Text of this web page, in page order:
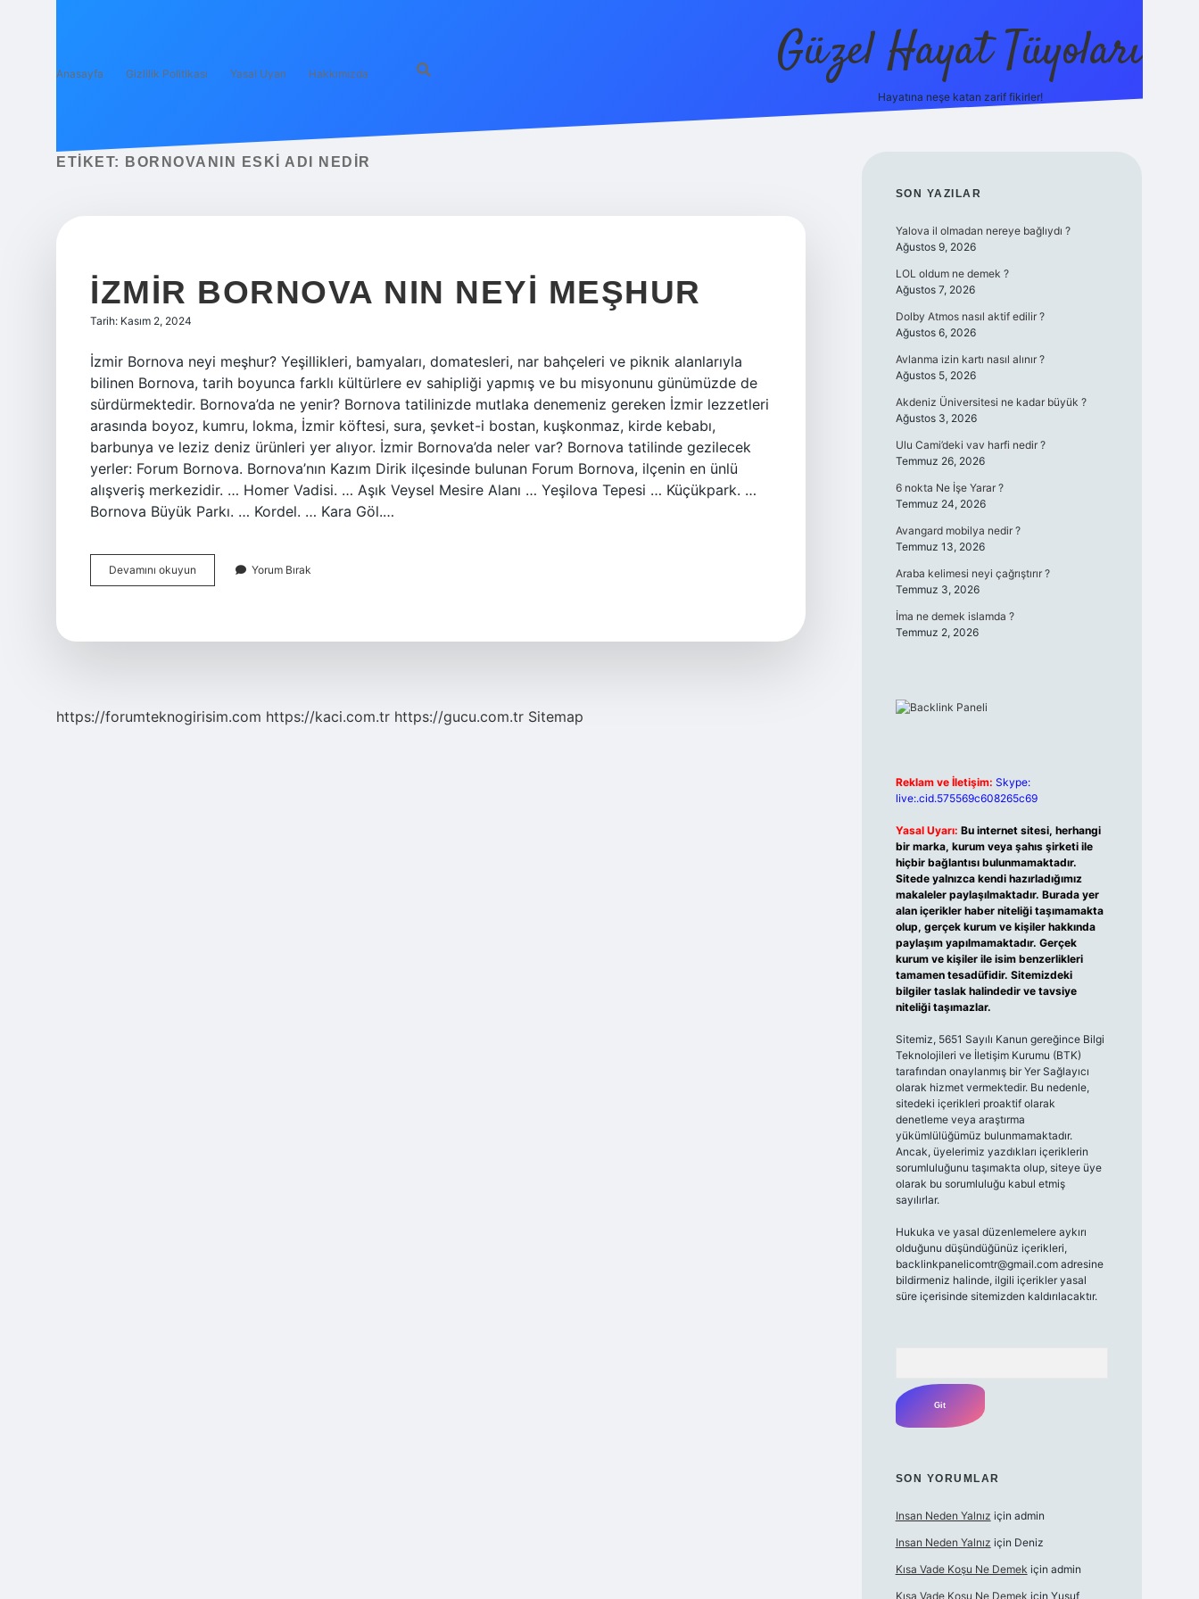
Anasayfa Gizlilik Politikası Yasal Uyarı Hakkımızda Güzel Hayat Tüyoları
Hayatına neşe katan zarif fikirler!
ETIKET: BORNOVANIN ESKI ADI NEDIR
İZMIR BORNOVA NIN NEYI MEŞHUR
Tarih: Kasım 2, 2024
İzmir Bornova neyi meşhur? Yeşillikleri, bamyaları, domatesleri, nar bahçeleri ve piknik alanlarıyla
bilinen Bornova, tarih boyunca farklı kültürlere ev sahipliği yapmış ve bu misyonunu günümüzde de
sürdürmektedir. Bornova’da ne yenir? Bornova tatilinizde mutlaka denemeniz gereken İzmir lezzetleri
arasında boyoz, kumru, lokma, İzmir köftesi, sura, şevket-i bostan, kuşkonmaz, kirde kebabı,
barbunya ve leziz deniz ürünleri yer alıyor. İzmir Bornova’da neler var? Bornova tatilinde gezilecek
yerler: Forum Bornova. Bornova’nın Kazım Dirik ilçesinde bulunan Forum Bornova, ilçenin en ünlü
alışveriş merkezidir. … Homer Vadisi. … Aşık Veysel Mesire Alanı … Yeşilova Tepesi … Küçükpark. …
Bornova Büyük Parkı. … Kordel. … Kara Göl.…
Devamını okuyun
Bornova
Yorum Bırak
https://forumteknogirisim.com https://kaci.com.tr https://gucu.com.tr Sitemap
SIDEBAR
SON YAZILAR
Yalova il olmadan nereye bağlıydı ?
Ağustos 9, 2026
LOL oldum ne demek ?
Ağustos 7, 2026
Dolby Atmos nasıl aktif edilir ?
Ağustos 6, 2026
Avlanma izin kartı nasıl alınır ?
Ağustos 5, 2026
Akdeniz Üniversitesi ne kadar büyük ?
Ağustos 3, 2026
Ulu Cami’deki vav harfi nedir ?
Temmuz 26, 2026
6 nokta Ne İşe Yarar ?
Temmuz 24, 2026
Avangard mobilya nedir ?
Temmuz 13, 2026
Araba kelimesi neyi çağrıştırır ?
Temmuz 3, 2026
İma ne demek islamda ?
Temmuz 2, 2026
Reklam ve İletişim: Skype:
live:.cid.575569c608265c69
Yasal Uyarı: Bu internet sitesi, herhangi
bir marka, kurum veya şahıs şirketi ile
hiçbir bağlantısı bulunmamaktadır.
Sitede yalnızca kendi hazırladığımız
makaleler paylaşılmaktadır. Burada yer
alan içerikler haber niteliği taşımamakta
olup, gerçek kurum ve kişiler hakkında
paylaşım yapılmamaktadır. Gerçek
kurum ve kişiler ile isim benzerlikleri
tamamen tesadüfidir. Sitemizdeki
bilgiler taslak halindedir ve tavsiye
niteliği taşımazlar.
Sitemiz, 5651 Sayılı Kanun gereğince Bilgi
Teknolojileri ve İletişim Kurumu (BTK)
tarafından onaylanmış bir Yer Sağlayıcı
olarak hizmet vermektedir. Bu nedenle,
sitedeki içerikleri proaktif olarak
denetleme veya araştırma
yükümlülüğümüz bulunmamaktadır.
Ancak, üyelerimiz yazdıkları içeriklerin
sorumluluğunu taşımakta olup, siteye üye
olarak bu sorumluluğu kabul etmiş
sayılırlar.
Hukuka ve yasal düzenlemelere aykırı
olduğunu düşündüğünüz içerikleri,
backlinkpanelicomtr@gmail.comadresine
bildirmeniz halinde, ilgili içerikler yasal
süre içerisinde sitemizden kaldırılacaktır.
SON YORUMLAR
Insan Neden Yalnız için admin
Insan Neden Yalnız için Deniz
Kısa Vade Koşu Ne Demek için admin
Kısa Vade Koşu Ne Demek için Yusuf